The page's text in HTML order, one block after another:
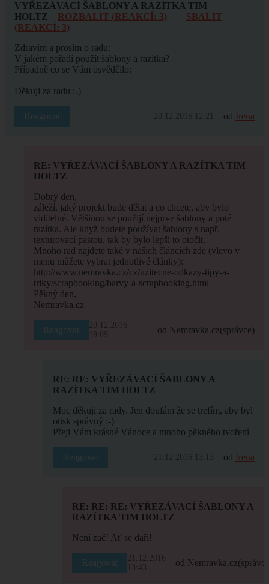
VYŘEZÁVACÍ ŠABLONY A RAZÍTKA TIM
HOLTZ
ROZBALIT (REAKCÍ: 3)
SBALIT
(REAKCÍ: 3)
Zdravím a prosím o radu:
V jakém pořadí použít šablony a razítka?
Případně co se Vám osvědčilo:
Děkuji za radu :-)
Reagovat 20.12.2016 12:21 od Irena
RE: VYŘEZÁVACÍ ŠABLONY A RAZÍTKA TIM
HOLTZ
Dobrý den,
záleží, jaký projekt bude dělat a co chcete, aby bylo
viditelné. Většinou se použijí nejprve šablony a poté
razítka. Ale když budete používat šablony s např.
texturovací pastou, tak by bylo lepší to otočit.
Mnoho rad najdete také v našich článcích zde (vlevo v
menu můžete vybrat jednotlivé články):
http://www.nemravka.cz/cz/uzitecne-odkazy-tipy-a-
triky/scrapbooking/barvy-a-scrapbooking.html
Pěkný den,
Nemravka.cz
Reagovat
20.12.2016
19:09
od Nemravka.cz(správce)
RE: RE: VYŘEZÁVACÍ ŠABLONY A
RAZÍTKA TIM HOLTZ
Moc děkuji za rady. Jen doufám že se trefím, aby byl
otisk správný :-)
Přeji Vám krásné Vánoce a mnoho pěkného tvoření
Reagovat 21.12.2016 13:13 od Irena
RE: RE: RE: VYŘEZÁVACÍ ŠABLONY A
RAZÍTKA TIM HOLTZ
Není zač! Ať se daří!
Reagovat
21.12.2016
13:43
od Nemravka.cz